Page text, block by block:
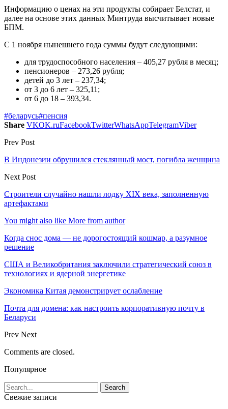
Информацию о ценах на эти продукты собирает Белстат, и
далее на основе этих данных Минтруда высчитывает новые
БПМ.
С 1 ноября нынешнего года суммы будут следующими:
для трудоспособного населения – 405,27 рубля в месяц;
пенсионеров – 273,26 рубля;
детей до 3 лет – 237,34;
от 3 до 6 лет – 325,11;
от 6 до 18 – 393,34.
#беларусь#пенсия
Share VKOK.ruFacebookTwitterWhatsAppTelegramViber
Prev Post
В Индонезии обрушился стеклянный мост, погибла женщина
Next Post
Строители случайно нашли лодку XIX века, заполненную
артефактами
You might also like More from author
Когда снос дома — не дорогостоящий кошмар, а разумное
решение
США и Великобритания заключили стратегический союз в
технологиях и ядерной энергетике
Экономика Китая демонстрирует ослабление
Почта для домена: как настроить корпоративную почту в
Беларуси
Prev Next
Comments are closed.
Популярное
Свежие записи